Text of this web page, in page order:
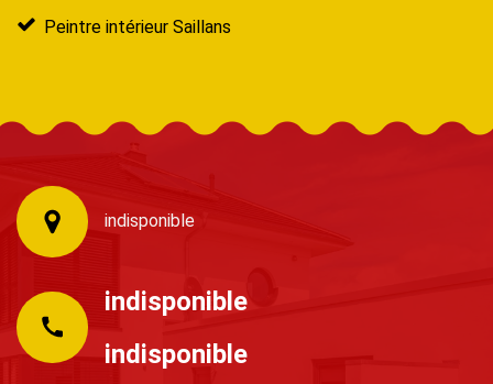
Peintre intérieur Saillans
indisponible
indisponible
indisponible